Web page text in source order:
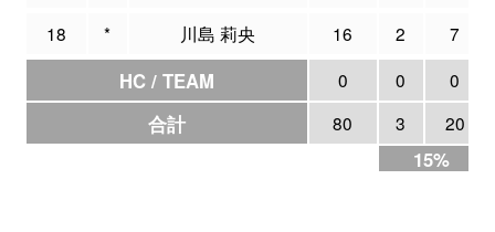
18
* 川島 莉央 16 2 7
HC / TEAM 0 0 0
合計 80 3 20
15%